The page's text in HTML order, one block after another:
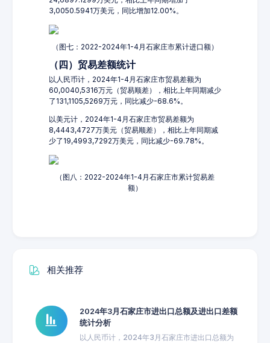
3,0050.5941万美元，同比增加12.00%。
（图七：2022-2024年1-4月石家庄市累计进口额）
（四）贸易差额统计
以人民币计，2024年1-4月石家庄市贸易差额为
60,0040,5316万元（贸易顺差），相比上年同期减少
了131,1105,5269万元，同比减少-68.6%。
以美元计，2024年1-4月石家庄市贸易差额为
8,4443,4727万美元（贸易顺差），相比上年同期减
少了19,4993,7292万美元，同比减少-69.78%。
（图八：2022-2024年1-4月石家庄市累计贸易差
额）
相关推荐
2024年3月石家庄市进出口总额及进出口差额
统计分析
以人民币计，2024年3月石家庄市进出口总额为